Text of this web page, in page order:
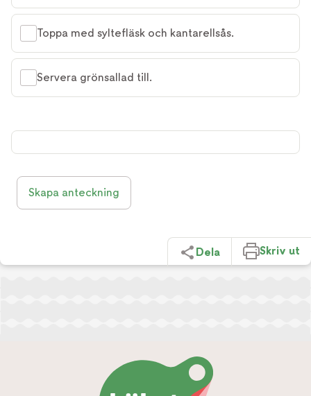
Toppa med syltefläsk och kantarellsås.
Servera grönsallad till.
Skapa anteckning
Dela Skriv ut